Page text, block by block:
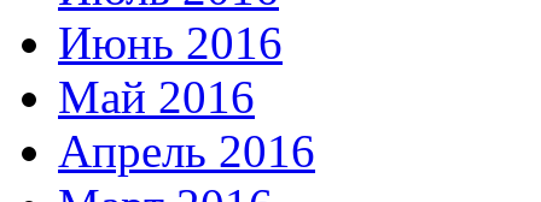
Июнь 2016
Май 2016
Апрель 2016